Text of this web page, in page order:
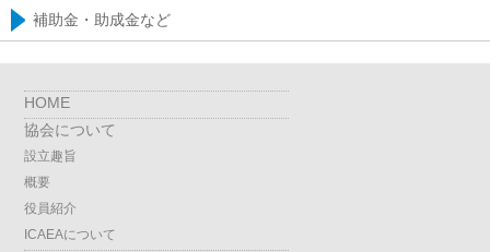
補助金・助成金など
HOME
協会について
設立趣旨
概要
役員紹介
ICAEAについて